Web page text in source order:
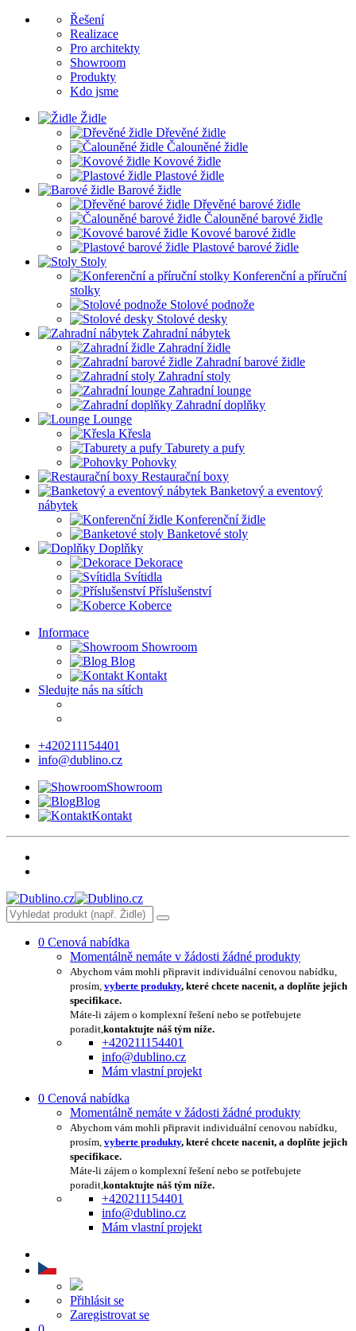
Řešení
Realizace
Pro architekty
Showroom
Produkty
Kdo jsme
Židle
Dřevěné židle
Čalouněné židle
Kovové židle
Plastové židle
Barové židle
Dřevěné barové židle
Čalouněné barové židle
Kovové barové židle
Plastové barové židle
Stoly
Konferenční a příruční
stolky
Stolové podnože
Stolové desky
Zahradní nábytek
Zahradní židle
Zahradní barové židle
Zahradní stoly
Zahradní lounge
Zahradní doplňky
Lounge
Křesla
Taburety a pufy
Pohovky
Restaurační boxy
Banketový a eventový
nábytek
Konferenční židle
Banketové stoly
Doplňky
Dekorace
Svítidla
Příslušenství
Koberce
Informace
Showroom
Blog
Kontakt
Sledujte nás na sítích
+420211154401
info@dublino.cz
Showroom
Blog
Kontakt
0 Cenová nabídka
Momentálně nemáte v žádosti žádné produkty
Abychom vám mohli připravit individuální cenovou nabídku,
prosím, vyberte produkty, které chcete nacenit, a doplňte jejich
specifikace.
Máte-li zájem o komplexní řešení nebo se potřebujete
poradit,kontaktujte náš tým níže.
+420211154401
info@dublino.cz
Mám vlastní projekt
0 Cenová nabídka
Momentálně nemáte v žádosti žádné produkty
Abychom vám mohli připravit individuální cenovou nabídku,
prosím, vyberte produkty, které chcete nacenit, a doplňte jejich
specifikace.
Máte-li zájem o komplexní řešení nebo se potřebujete
poradit,kontaktujte náš tým níže.
+420211154401
info@dublino.cz
Mám vlastní projekt
Přihlásit se
Zaregistrovat se